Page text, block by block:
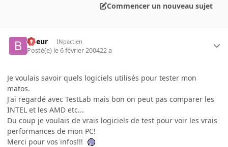
Commencer un nouveau sujet
boeur INpactien
Posté(e) le 6 février 200422 a
Je voulais savoir quels logiciels utilisés pour tester mon
matos.
J'ai regardé avec TestLab mais bon on peut pas comparer les
INTEL et les AMD etc...
Du coup je voulais de vrais logiciels de test pour voir les vrais
performances de mon PC!
Merci pour vos infos!!!